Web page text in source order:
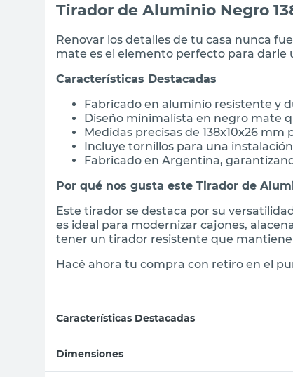
Tirador de Aluminio Negro
Renovar los detalles de tu casa nunca
mate es el elemento perfecto para
Características Destacadas
Fabricado en aluminio resistente y
Diseño minimalista en negro mate
Medidas precisas de 138x10x26
Incluye tornillos para una
Fabricado en Argentina,
Por qué nos gusta este Tirador de
Este tirador se destaca por su
es ideal para modernizar cajones,
tener un tirador resistente que
Hacé ahora tu compra con retiro en el
Características Destacadas
Dimensiones